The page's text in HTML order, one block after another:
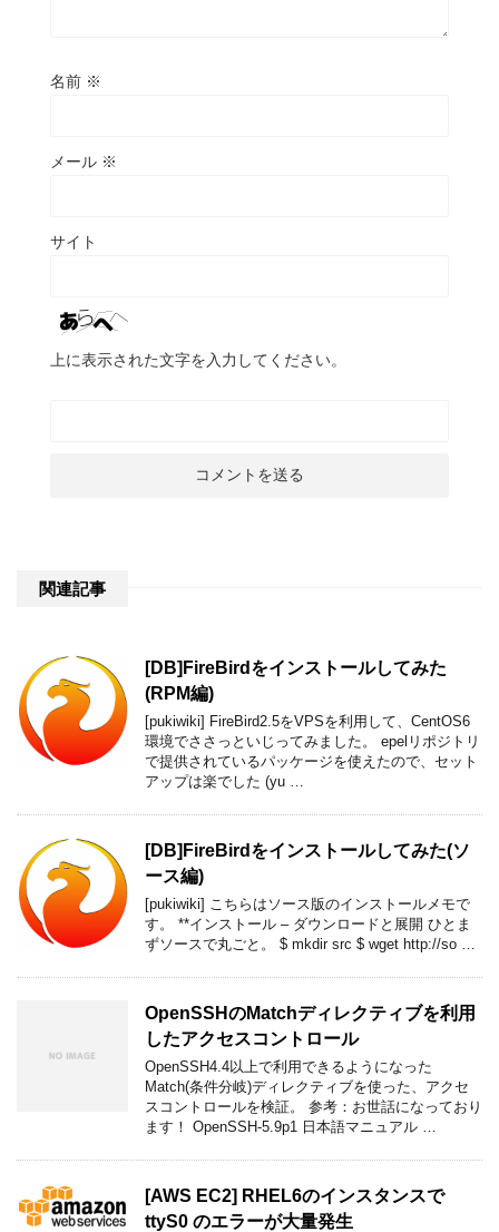
名前 ※
メール ※
サイト
上に表示された文字を入力してください。
関連記事
[DB]FireBirdをインストールしてみた
(RPM編)
[pukiwiki] FireBird2.5をVPSを利用して、CentOS6
環境でささっといじってみました。 epelリポジトリ
で提供されているパッケージを使えたので、セット
アップは楽でした (yu …
[DB]FireBirdをインストールしてみた(ソ
ース編)
[pukiwiki] こちらはソース版のインストールメモで
す。 **インストール – ダウンロードと展開 ひとま
ずソースで丸ごと。 $ mkdir src $ wget http://so …
OpenSSHのMatchディレクティブを利用
したアクセスコントロール
OpenSSH4.4以上で利用できるようになった
Match(条件分岐)ディレクティブを使った、アクセ
スコントロールを検証。 参考：お世話になっており
ます！ OpenSSH-5.9p1 日本語マニュアル …
[AWS EC2] RHEL6のインスタンスで
ttyS0 のエラーが大量発生